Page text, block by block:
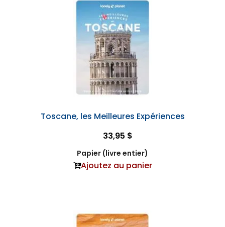
Toscane, les Meilleures Expériences
33,95 $
Papier (livre entier)
Ajoutez au panier